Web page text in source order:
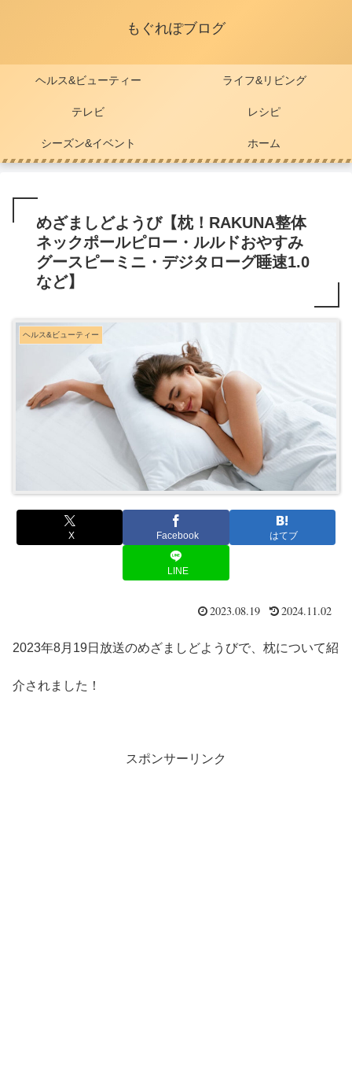
もぐれぽブログ
ヘルス&ビューティー ライフ&リビング
テレビ レシピ
シーズン&イベント ホーム
めざましどようび【枕！RAKUNA整体
ネックポールピロー・ルルドおやすみ
グースピーミニ・デジタローグ睡速1.0
など】
ヘルス&ビューティー
X Facebook はてブ
LINE
2023.08.19 2024.11.02
2023年8月19日放送のめざましどようびで、枕について紹
介されました！
スポンサーリンク